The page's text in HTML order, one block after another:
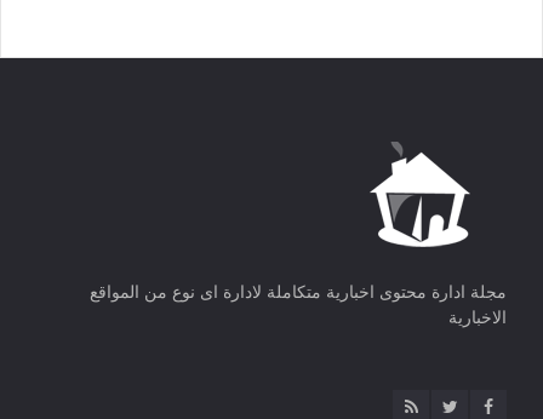
مجلة ادارة محتوى اخبارية متكاملة لادارة اى نوع من المواقع
الاخبارية